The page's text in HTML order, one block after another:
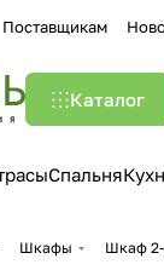
Поставщикам
Каталог
Спальня
Шкафы Шкаф